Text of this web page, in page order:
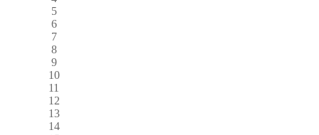
5
6
7
8
9
10
11
12
13
14